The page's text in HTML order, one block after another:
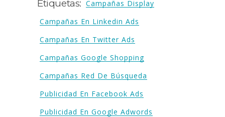
Etiquetas: Campañas Display
Campañas En Linkedin Ads
Campañas En Twitter Ads
Campañas Google Shopping
Campañas Red De Búsqueda
Publicidad En Facebook Ads
Publicidad En Google Adwords